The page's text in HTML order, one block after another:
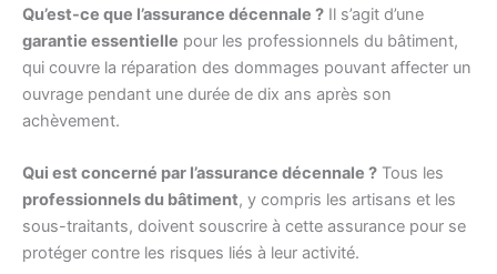
Qu’est-ce que l’assurance décennale ? Il s’agit d’une
garantie essentielle pour les professionnels du bâtiment,
qui couvre la réparation des dommages pouvant affecter un
ouvrage pendant une durée de dix ans après son
achèvement.
Qui est concerné par l’assurance décennale ? Tous les
professionnels du bâtiment, y compris les artisans et les
sous-traitants, doivent souscrire à cette assurance pour se
protéger contre les risques liés à leur activité.